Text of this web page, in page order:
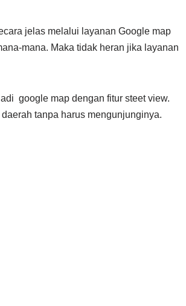
jelas melalui layanan Google map
mana. Maka tidak heran jika layanan
google map dengan fitur steet view.
tanpa harus mengunjunginya.